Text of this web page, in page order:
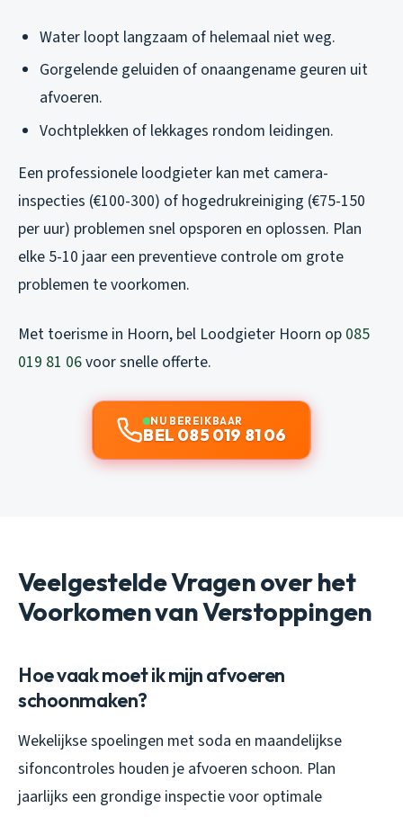
Water loopt langzaam of helemaal niet weg.
Gorgelende geluiden of onaangename geuren uit
afvoeren.
Vochtplekken of lekkages rondom leidingen.
Een professionele loodgieter kan met camera-
inspecties (€100-300) of hogedrukreiniging (€75-150
per uur) problemen snel opsporen en oplossen. Plan
elke 5-10 jaar een preventieve controle om grote
problemen te voorkomen.
Met toerisme in Hoorn, bel Loodgieter Hoorn op 085
019 81 06voor snelle offerte.
NU BEREIKBAAR
BEL 085 019 81 06
Veelgestelde Vragen over het
Voorkomen van Verstoppingen
Hoe vaak moet ik mijn afvoeren
schoonmaken?
Wekelijkse spoelingen met soda en maandelijkse
sifoncontroles houden je afvoeren schoon. Plan
jaarlijks een grondige inspectie voor optimale